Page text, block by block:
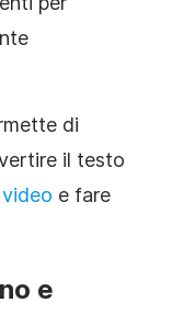
di
il testo
e fare
e